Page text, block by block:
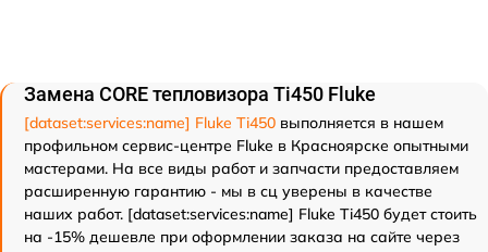
Замена CORE тепловизора Ti450 Fluke
[dataset:services:name] Fluke Ti450 выполняется в нашем
профильном сервис-центре Fluke в Красноярске опытными
мастерами. На все виды работ и запчасти предоставляем
расширенную гарантию - мы в сц уверены в качестве
наших работ. [dataset:services:name] Fluke Ti450 будет стоить
на -15% дешевле при оформлении заказа на сайте через